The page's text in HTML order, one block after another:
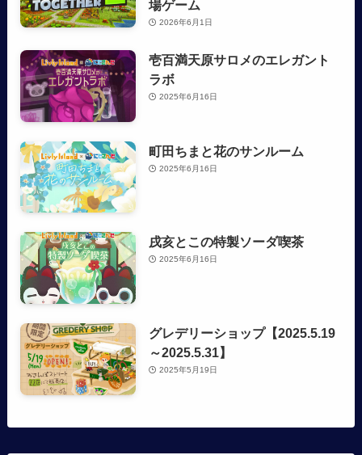
場ゲーム
2026年6月1日
壱百満天原サロメのエレガント
ラボ
2025年6月16日
町田ちまと花のサンルーム
2025年6月16日
戌亥とこの特製ソーダ喫茶
2025年6月16日
グレデリーショップ【2025.5.19
～2025.5.31】
2025年5月19日